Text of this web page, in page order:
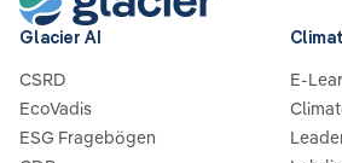
Glacier AI
CSRD
EcoVadis
ESG Fragebögen
E-